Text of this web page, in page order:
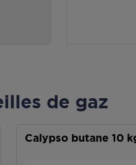
de gaz
Calypso butane 10